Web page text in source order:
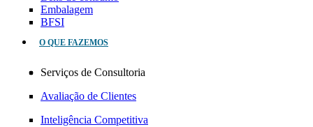
Embalagem
BFSI
O QUE FAZEMOS
Serviços de Consultoria
Avaliação de Clientes
Inteligência Competitiva